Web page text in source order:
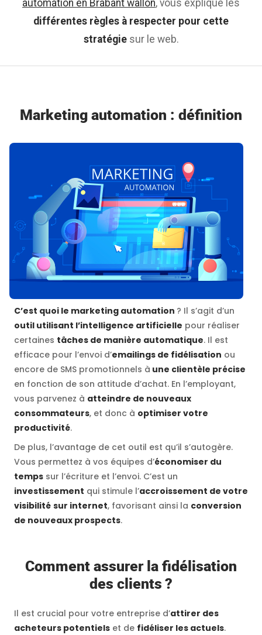
automation en Brabant wallon, vous explique les
différentes règles à respecter pour cette
stratégiesur le web.
Marketing automation : définition
C’est quoi le marketing automation ? Il s’agit d’un
outil utilisant l’intelligence artificielle pour réaliser
certaines tâches de manière automatique. Il est
efficace pour l’envoi d’emailings de fidélisation ou
encore de SMS promotionnels à une clientèle précise
en fonction de son attitude d’achat. En l’employant,
vous parvenez à atteindre de nouveaux
consommateurs, et donc à optimiser votre
productivité.
De plus, l’avantage de cet outil est qu’il s’autogère.
Vous permettez à vos équipes d’économiser du
temps sur l’écriture et l’envoi. C’est un
investissement qui stimule l’accroissement de votre
visibilité sur internet, favorisant ainsi la conversion
de nouveaux prospects.
Comment assurer la fidélisation
des clients ?
Il est crucial pour votre entreprise d’attirer des
acheteurs potentiels et de fidéliser les actuels.